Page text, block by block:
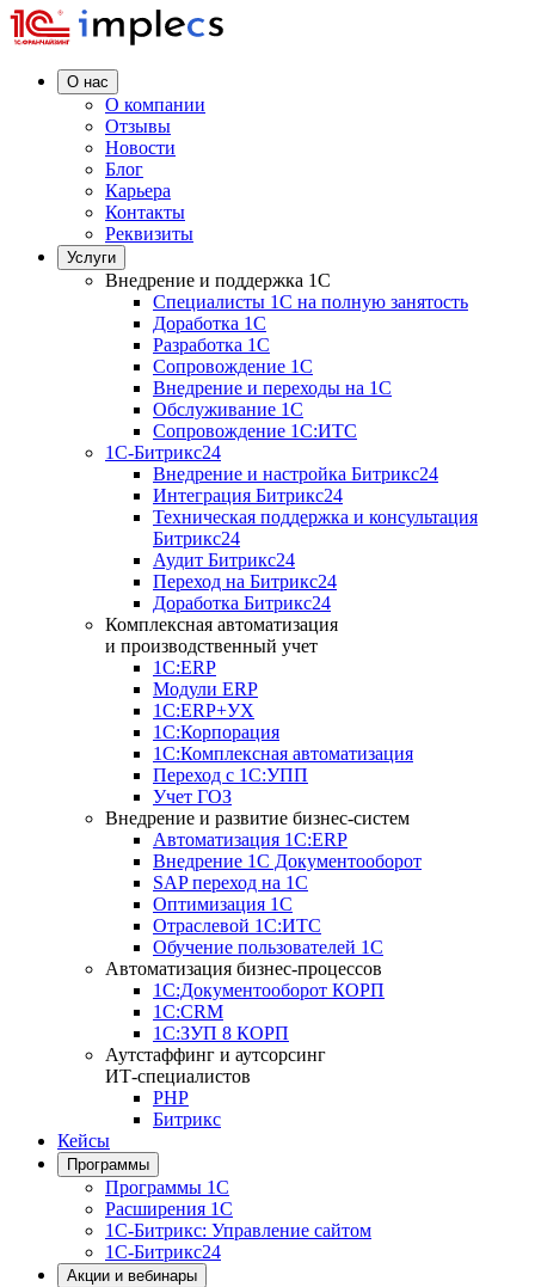
О нас
О компании
Отзывы
Новости
Блог
Карьера
Контакты
Реквизиты
Услуги
Внедрение и поддержка 1C
Специалисты 1C на полную занятость
Доработка 1C
Разработка 1C
Сопровождение 1C
Внедрение и переходы на 1C
Обслуживание 1C
Сопровождение 1C:ИТС
1С-Битрикс24
Внедрение и настройка Битрикс24
Интеграция Битрикс24
Техническая поддержка и консультация
Битрикс24
Аудит Битрикс24
Переход на Битрикс24
Доработка Битрикс24
Комплексная автоматизация
и производственный учет
1С:ERP
Модули ERP
1C:ERP+УХ
1С:Корпорация
1С:Комплексная автоматизация
Переход с 1С:УПП
Учет ГОЗ
Внедрение и развитие бизнес-систем
Автоматизация 1С:ERP
Внедрение 1С Документооборот
SAP переход на 1С
Оптимизация 1С
Отраслевой 1С:ИТС
Обучение пользователей 1С
Автоматизация бизнес-процессов
1С:Документооборот КОРП
1С:CRM
1С:ЗУП 8 КОРП
Аутстаффинг и аутсорсинг
ИТ-специалистов
PHP
Битрикс
Кейсы
Программы
Программы 1С
Расширения 1С
1С-Битрикс: Управление сайтом
1С-Битрикс24
Акции и вебинары